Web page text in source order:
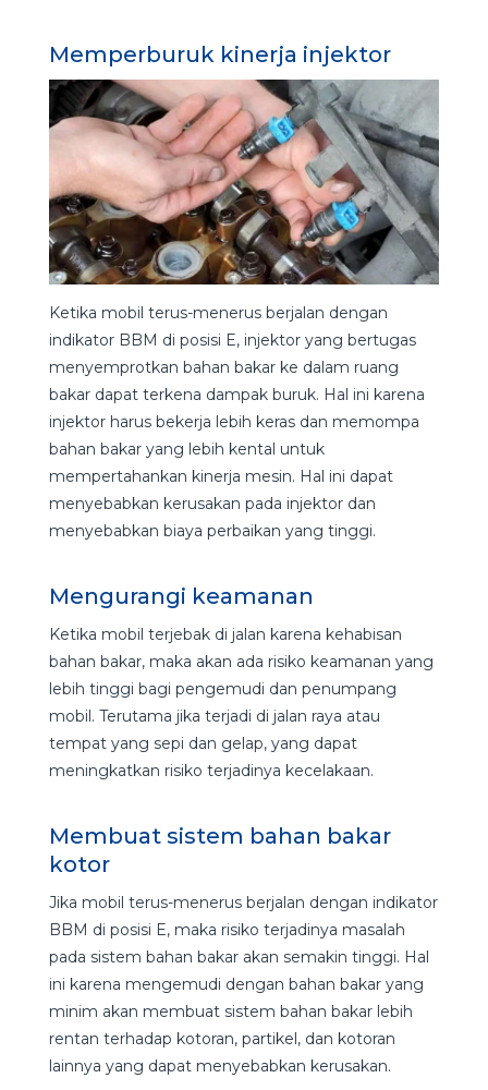
Memperburuk kinerja injektor
Ketika mobil terus-menerus berjalan dengan
indikator BBM di posisi E, injektor yang bertugas
menyemprotkan bahan bakar ke dalam ruang
bakar dapat terkena dampak buruk. Hal ini karena
injektor harus bekerja lebih keras dan memompa
bahan bakar yang lebih kental untuk
mempertahankan kinerja mesin. Hal ini dapat
menyebabkan kerusakan pada injektor dan
menyebabkan biaya perbaikan yang tinggi.
Mengurangi keamanan
Ketika mobil terjebak di jalan karena kehabisan
bahan bakar, maka akan ada risiko keamanan yang
lebih tinggi bagi pengemudi dan penumpang
mobil. Terutama jika terjadi di jalan raya atau
tempat yang sepi dan gelap, yang dapat
meningkatkan risiko terjadinya kecelakaan.
Membuat sistem bahan bakar
kotor
Jika mobil terus-menerus berjalan dengan indikator
BBM di posisi E, maka risiko terjadinya masalah
pada sistem bahan bakar akan semakin tinggi. Hal
ini karena mengemudi dengan bahan bakar yang
minim akan membuat sistem bahan bakar lebih
rentan terhadap kotoran, partikel, dan kotoran
lainnya yang dapat menyebabkan kerusakan.